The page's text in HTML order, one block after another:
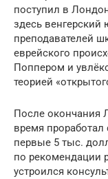
поступил в
здесь
преподавателей
еврейского
Поппером и
теорией
После окончания
время проработал
первые 5 тыс.
по рекомендации
устроился